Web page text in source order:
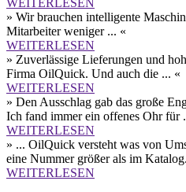
WEITERLESEN
» Wir brauchen intelligente
Mitarbeiter weniger ... «
WEITERLESEN
» Zuverlässige Lieferungen und
Firma OilQuick. Und auch die ... «
WEITERLESEN
» Den Aus­schlag gab das große
Ich fand immer ein offenes Ohr für
WEITERLESEN
» ... OilQuick versteht was von
eine Nummer größer als im
WEITERLESEN